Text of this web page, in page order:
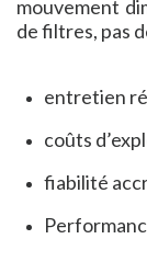
mouvement
de filtres, pas
entretien
coûts
fiabilité